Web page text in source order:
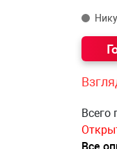
Всего